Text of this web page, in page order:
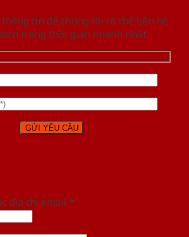
tin để chúng tôi có thể liên hệ
trong thời gian nhanh nhất.
địa chỉ email *